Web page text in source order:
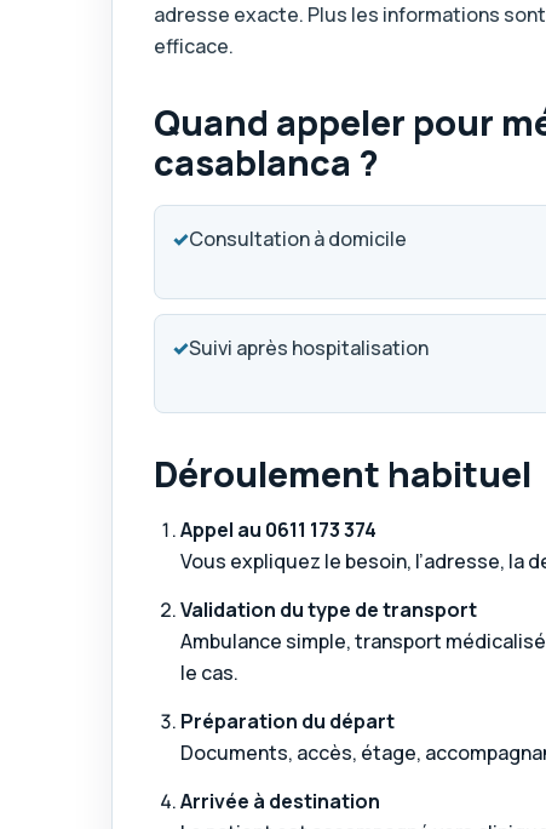
adresse exacte. Plus les informations
efficace.
Quand appeler pour
casablanca ?
✓Consultation à domicile
✓Suivi après hospitalisation
Déroulement habituel
Appel au 0611 173 374
Vous expliquez le besoin, l’adresse, la
Validation du type de transport
Ambulance simple, transport
le cas.
Préparation du départ
Documents, accès, étage,
Arrivée à destination